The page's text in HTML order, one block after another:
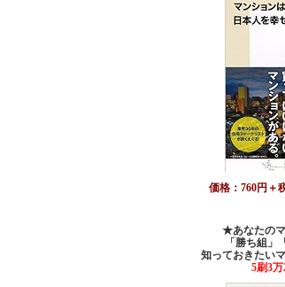
価格：760円＋
★あなたの
「勝ち組」
知っておきたい
5刷3